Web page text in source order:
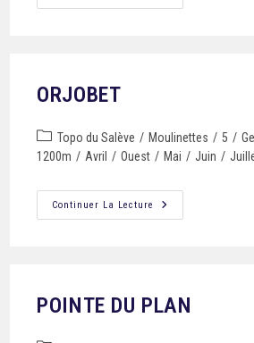
ORJOBET
Topo du Salève / Moulinettes / 5 /
1200m / Avril / Ouest / Mai / Juin /
Continuer La Lecture
POINTE DU PLAN